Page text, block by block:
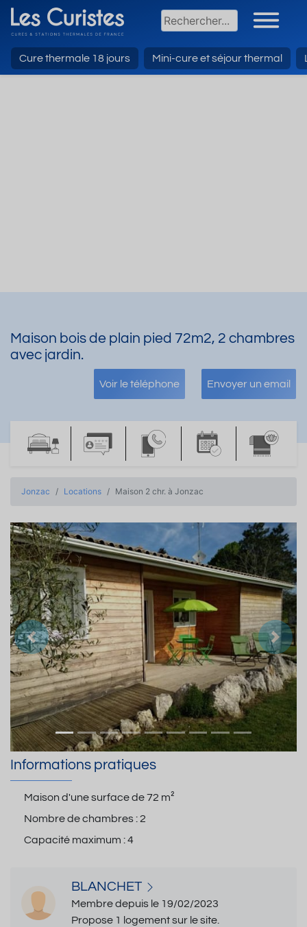
Cure thermale 18 jours Mini-cure et séjour thermal
Maison bois de plain pied 72m2, 2 chambres
avec jardin.
Voir le téléphone Envoyer un email
Jonzac Locations Maison 2 chr. à Jonzac
Précedent
Informations pratiques
Maison d'une surface de72 m²
Nombre de chambres :2
Capacité maximum :4
BLANCHET
Membre depuis le 19/02/2023
Propose 1 logement sur le site.